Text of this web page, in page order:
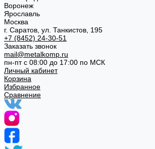
Воронеж
Ярославль
Москва
г. Саратов, ул. Танкистов, 195
+7 (8452) 24-30-51
Заказать звонок
mail@metalkomp.ru
пн-пт с 08:00 до 17:00 по МСК
Личный кабинет
Корзина
Избранное
Сравнение